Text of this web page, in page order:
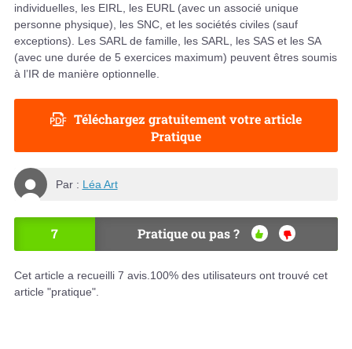
individuelles, les EIRL, les EURL (avec un associé unique
personne physique), les SNC, et les sociétés civiles (sauf
exceptions). Les SARL de famille, les SARL, les SAS et les SA
(avec une durée de 5 exercices maximum) peuvent êtres soumis
à l’IR de manière optionnelle.
Téléchargez gratuitement votre article
Pratique
Par : Léa Art
7 Pratique ou pas ?
OU
NO
N
Cet article a recueilli 7 avis. 100% des utilisateurs ont trouvé cet
article "pratique".